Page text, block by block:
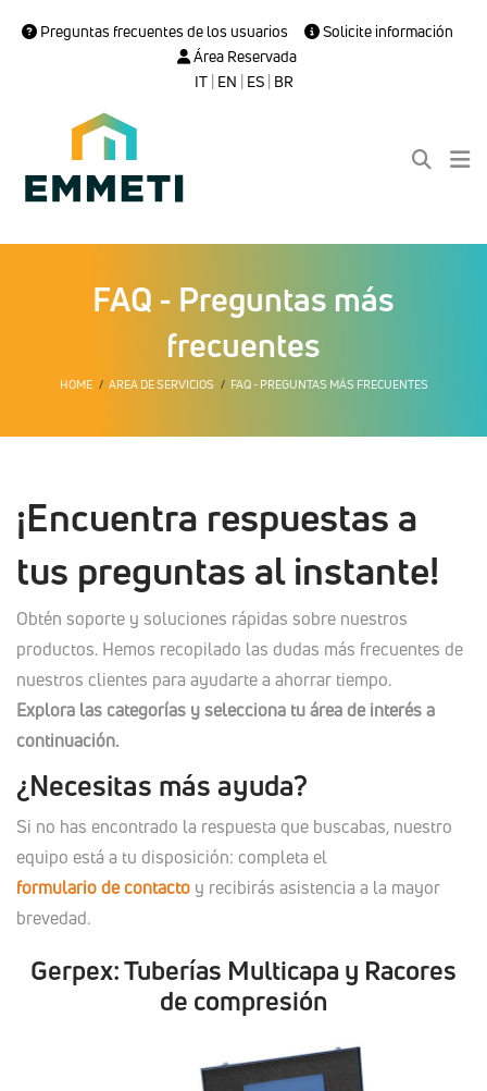
Preguntas frecuentes de los usuarios
Solicite información
Área Reservada
IT| EN | ES| BR
FAQ - Preguntas más
frecuentes
HOME AREA DE SERVICIOS FAQ - PREGUNTAS MÁS FRECUENTES
¡Encuentra respuestas a
tus preguntas al instante!
Obtén soporte y soluciones rápidas sobre nuestros
productos. Hemos recopilado las dudas más frecuentes de
nuestros clientes para ayudarte a ahorrar tiempo.
Explora las categorías y selecciona tu área de interés a
continuación.
¿Necesitas más ayuda?
Si no has encontrado la respuesta que buscabas, nuestro
equipo está a tu disposición: completa el
formulario de contacto y recibirás asistencia a la mayor
brevedad.
Gerpex: Tuberías Multicapa y Racores
de compresión